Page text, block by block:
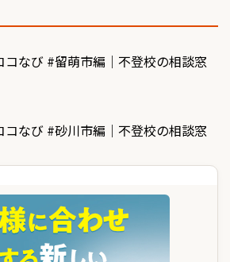
なび #留萌市編｜不登校の相談窓
なび #砂川市編｜不登校の相談窓